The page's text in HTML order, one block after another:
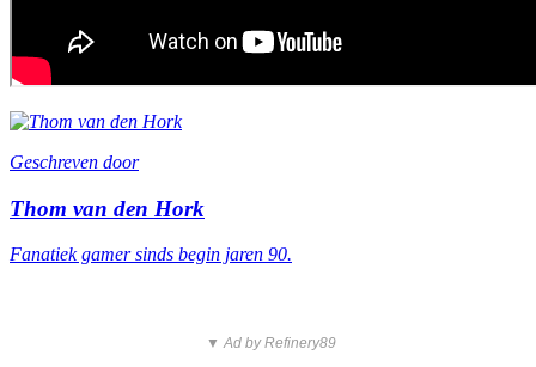
Geschreven door
Thom van den Hork
Fanatiek gamer sinds begin jaren 90.
▼ Ad by Refinery89